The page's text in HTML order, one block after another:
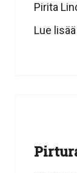
Pirita
Lue lisää